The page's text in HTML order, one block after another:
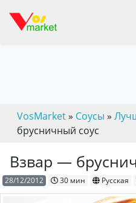
VosMarket» Соусы »
брусничный соус
Взвар —
28/12/2012 30 мин Русская